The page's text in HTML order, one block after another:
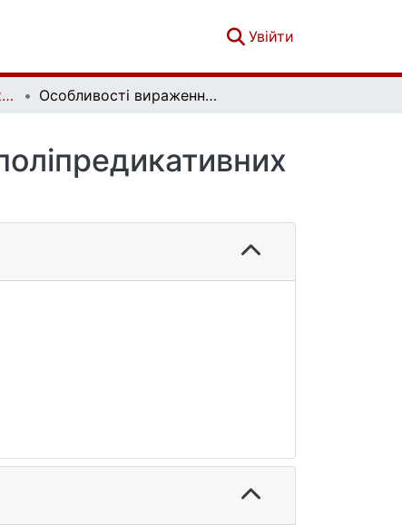
Увійти
Актуальні проблеми української лінгвістики: теорія і практика. Вип. 24 Особливості вираження таксисних значень у поліпредикативних конструкціях